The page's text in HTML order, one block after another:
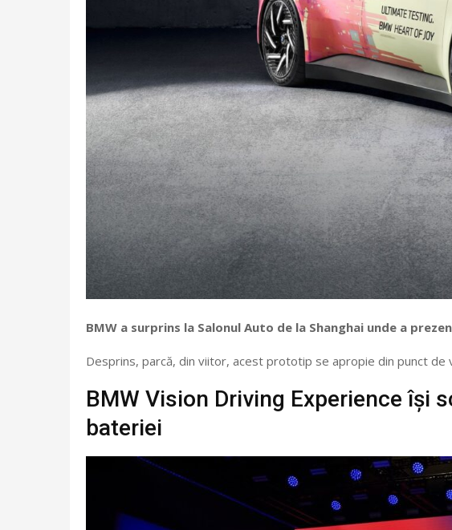
BMW a surprins la Salonul Auto de la Shanghai unde a
Desprins, parcă, din viitor, acest prototip se apropie din punct de
BMW Vision Driving Experience își
bateriei